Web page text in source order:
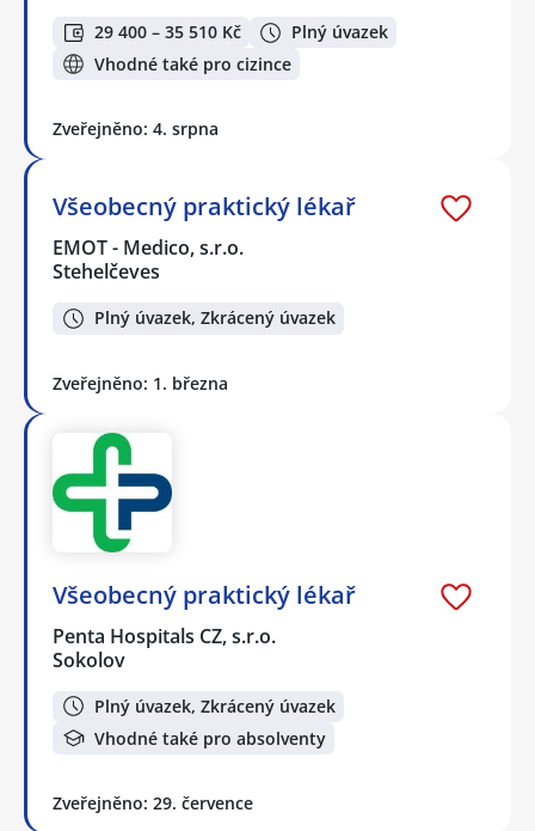
29 400 – 35 510 Kč
Plný úvazek
Vhodné také pro cizince
Zveřejněno: 4. srpna
Všeobecný praktický lékař
EMOT - Medico, s.r.o.
Stehelčeves
Plný úvazek, Zkrácený úvazek
Zveřejněno: 1. března
Všeobecný praktický lékař
Penta Hospitals CZ, s.r.o.
Sokolov
Plný úvazek, Zkrácený úvazek
Vhodné také pro absolventy
Zveřejněno: 29. července